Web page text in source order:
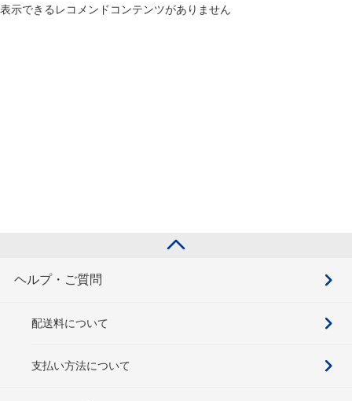
表示できるレコメンドコンテンツがありません
ヘルプ・ご質問
配送料について
支払い方法について